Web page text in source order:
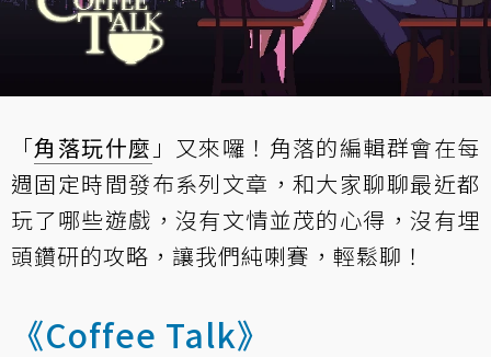
「角落玩什麼 」又來囉！角落的編輯群會在每
週固定時間發布系列文章，和大家聊聊最近都
玩了哪些遊戲，沒有文情並茂的心得，沒有埋
頭鑽研的攻略，讓我們純喇賽，輕鬆聊！
《Coffee Talk》